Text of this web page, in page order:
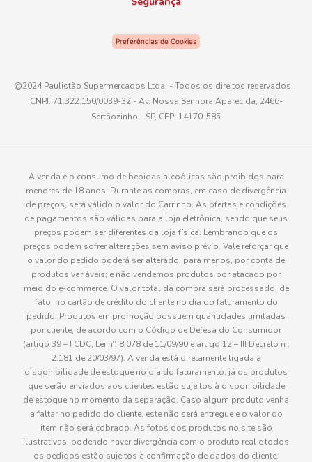
E-mail
Preferências de Cookies
@2024 Paulistão Supermercados Ltda. - Todos os direitos reservados.
CNPJ: 71.322.150/0039-32 - Av. Nossa Senhora Aparecida, 2466-
Sertãozinho - SP, CEP: 14170-585
A venda e o consumo de bebidas alcoólicas são proibidos para
menores de 18 anos. Durante as compras, em caso de divergência
de preços, será válido o valor do Carrinho. As ofertas e condições
de pagamentos são válidas para a loja eletrônica, sendo que seus
preços podem ser diferentes da loja física. Lembrando que os
preços podem sofrer alterações sem aviso prévio. Vale reforçar que
o valor do pedido poderá ser alterado, para menos, por conta de
produtos variáveis; e não vendemos produtos por atacado por
meio do e-commerce. O valor total da compra será processado, de
fato, no cartão de crédito do cliente no dia do faturamento do
pedido. Produtos em promoção possuem quantidades limitadas
por cliente, de acordo com o Código de Defesa do Consumidor
(artigo 39 – I CDC, Lei nº. 8.078 de 11/09/90 e artigo 12 – III Decreto nº.
2.181 de 20/03/97). A venda está diretamente ligada à
disponibilidade de estoque no dia do faturamento, já os produtos
que serão enviados aos clientes estão sujeitos à disponibilidade
de estoque no momento da separação. Caso algum produto venha
a faltar no pedido do cliente, este não será entregue e o valor do
item não será cobrado. As fotos dos produtos no site são
ilustrativas, podendo haver divergência com o produto real e todos
os pedidos estão sujeitos à confirmação de dados do cliente.